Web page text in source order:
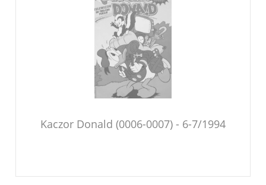
Kaczor Donald (0006-0007) - 6-7/1994